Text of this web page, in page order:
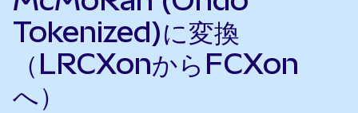
Tokenized)に変換
（LRCXonからFCXon
へ）